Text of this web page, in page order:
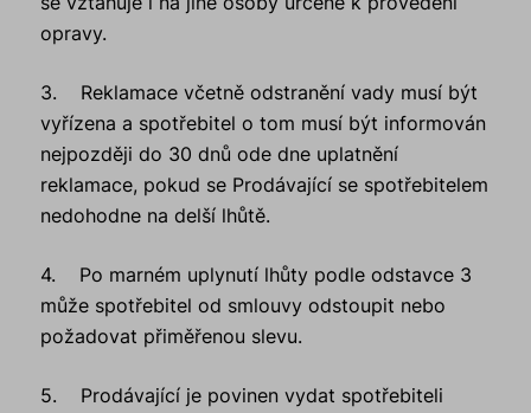
opravy.
3. Reklamace včetně odstranění vady musí být
vyřízena a spotřebitel o tom musí být informován
nejpozději do 30 dnů ode dne uplatnění
reklamace, pokud se Prodávající se spotřebitelem
nedohodne na delší lhůtě.
4. Po marném uplynutí lhůty podle odstavce 3
může spotřebitel od smlouvy odstoupit nebo
požadovat přiměřenou slevu.
5. Prodávající je povinen vydat spotřebiteli